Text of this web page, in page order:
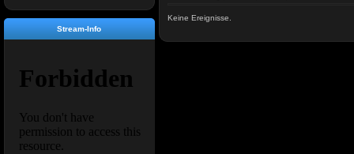
Stream-Info
Keine Ereignisse.